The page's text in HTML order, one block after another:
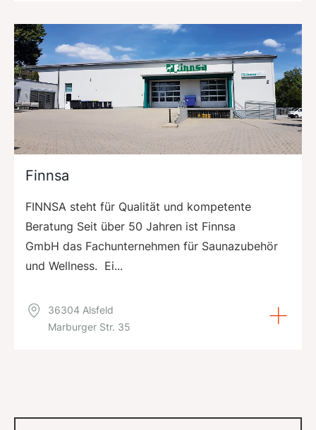
Finnsa
FINNSA steht für Qualität und kompetente
Beratung Seit über 50 Jahren ist Finnsa
GmbH das Fachunternehmen für Saunazubehör
und Wellness. Ei...
36304 Alsfeld
Marburger Str. 35